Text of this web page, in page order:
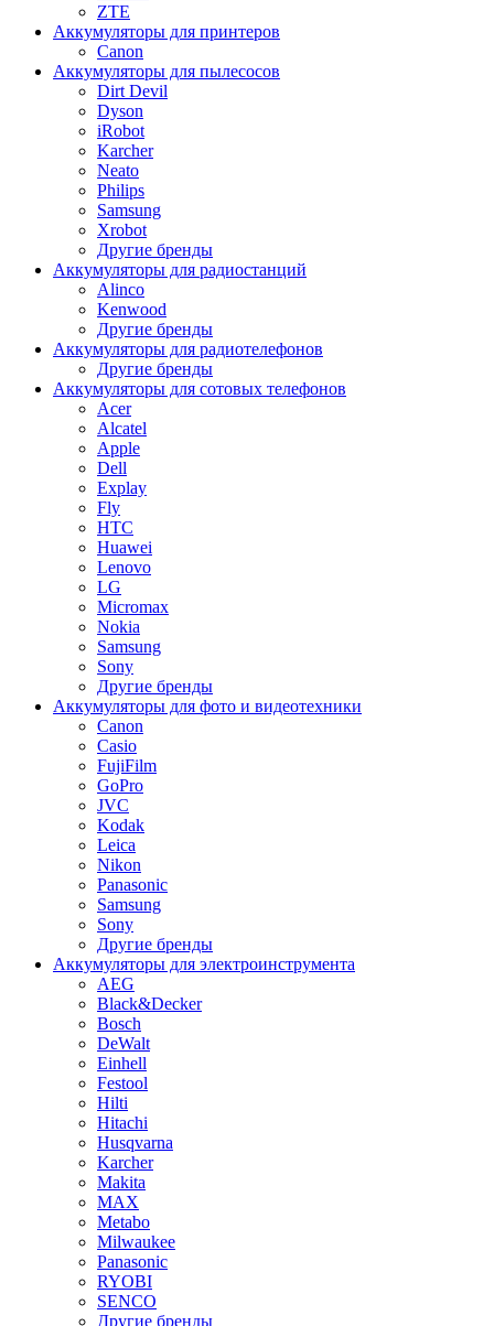
ZTE
Аккумуляторы для принтеров
Canon
Аккумуляторы для пылесосов
Dirt Devil
Dyson
iRobot
Karcher
Neato
Philips
Samsung
Xrobot
Другие бренды
Аккумуляторы для радиостанций
Alinco
Kenwood
Другие бренды
Аккумуляторы для радиотелефонов
Другие бренды
Аккумуляторы для сотовых телефонов
Acer
Alcatel
Apple
Dell
Explay
Fly
HTC
Huawei
Lenovo
LG
Micromax
Nokia
Samsung
Sony
Другие бренды
Аккумуляторы для фото и видеотехники
Canon
Casio
FujiFilm
GoPro
JVC
Kodak
Leica
Nikon
Panasonic
Samsung
Sony
Другие бренды
Аккумуляторы для электроинструмента
AEG
Black&Decker
Bosch
DeWalt
Einhell
Festool
Hilti
Hitachi
Husqvarna
Karcher
Makita
MAX
Metabo
Milwaukee
Panasonic
RYOBI
SENCO
Другие бренды